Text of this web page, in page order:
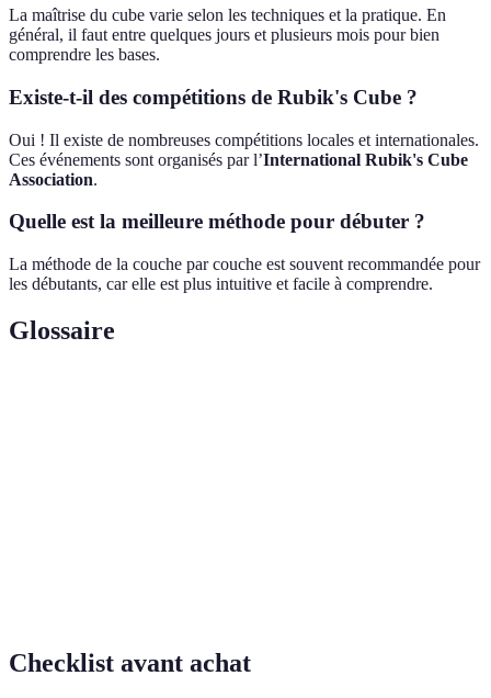
La maîtrise du cube varie selon les techniques et la pratique. En
général, il faut entre quelques jours et plusieurs mois pour bien
comprendre les bases.
Existe-t-il des compétitions de Rubik's Cube ?
Oui ! Il existe de nombreuses compétitions locales et internationales.
Ces événements sont organisés par l’International Rubik's Cube
Association.
Quelle est la meilleure méthode pour débuter ?
La méthode de la couche par couche est souvent recommandée pour
les débutants, car elle est plus intuitive et facile à comprendre.
Glossaire
Checklist avant achat